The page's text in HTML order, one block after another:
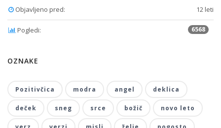
Objavljeno pred: 12 leti
Pogledi: 6568
OZNAKE
Pozitivčica modra angel deklica
deček sneg srce božič novo leto